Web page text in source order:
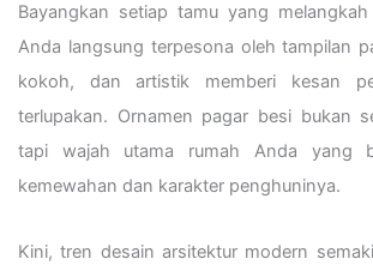
Bayangkan setiap tamu yang
Anda langsung terpesona oleh tampilan
kokoh, dan artistik memberi kesan
terlupakan. Ornamen pagar besi bukan
tapi wajah utama rumah Anda yang
kemewahan dan karakter penghuninya.
Kini, tren desain arsitektur modern